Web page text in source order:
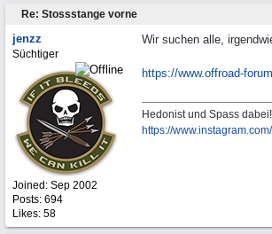
Re: Stossstange vorne
jenzz
Süchtiger
Joined: Sep 2002
Posts: 694
Likes: 58
Wir suchen alle,
https://www.offroad-
Hedonist und Spass dabei!
https://www.instagram.com/